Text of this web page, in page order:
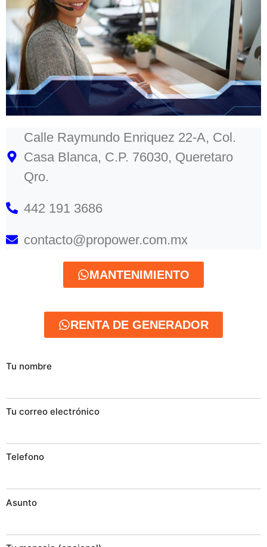
Calle Raymundo Enriquez 22-A, Col.
Casa Blanca, C.P. 76030, Queretaro
Qro.
442 191 3686
contacto@propower.com.mx
MANTENIMIENTO
RENTA DE GENERADOR
Tu nombre
Tu correo electrónico
Telefono
Asunto